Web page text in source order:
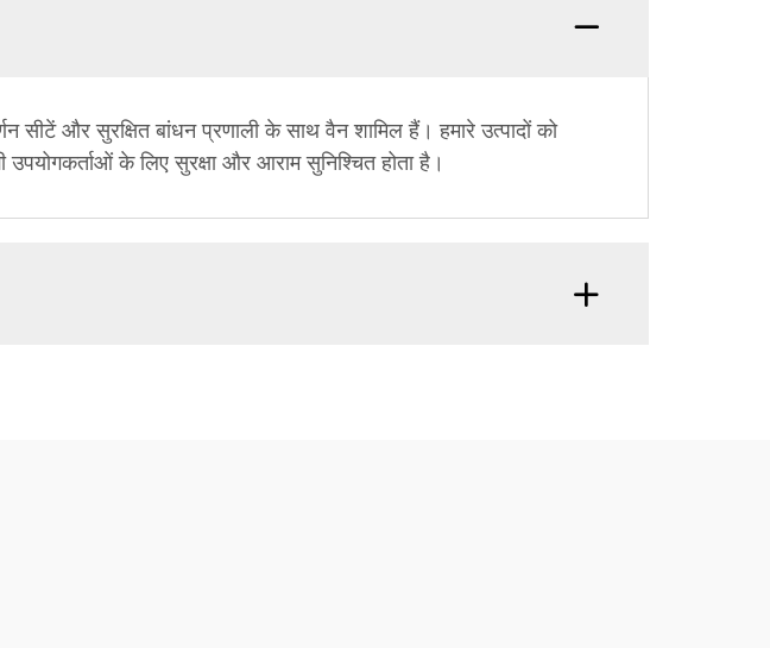
सीटें और सुरक्षित बांधन प्रणाली के साथ वैन शामिल हैं। हमारे उत्पादों को
के लिए सुरक्षा और आराम सुनिश्चित होता है।